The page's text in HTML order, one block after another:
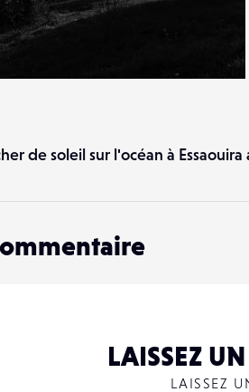
19
de soleil sur l'océan à Essaouira
LAISSEZ
LAISSEZ